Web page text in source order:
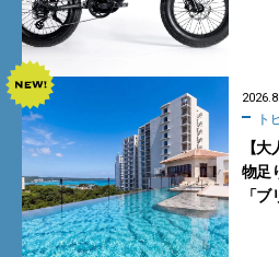
ト
【
物足
「